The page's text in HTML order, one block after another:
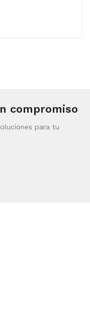
compromiso
para tu